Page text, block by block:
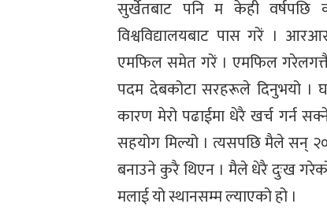
सुर्खेतबाट पनि म केही वर्षपछि
विश्वविद्यालयबाट पास गरें ।
एमफिल समेत गरें । एमफिल गरेलगत्तै
पदम देबकोटा सरहरूले दिनुभयो ।
कारण मेरो पढाईमा धेरै खर्च गर्न
सहयोग मिल्यो । त्यसपछि मैले सन्
बनाउने कुरै थिएन । मैले धेरै दुःख
मलाई यो स्थानसम्म ल्याएको हो ।